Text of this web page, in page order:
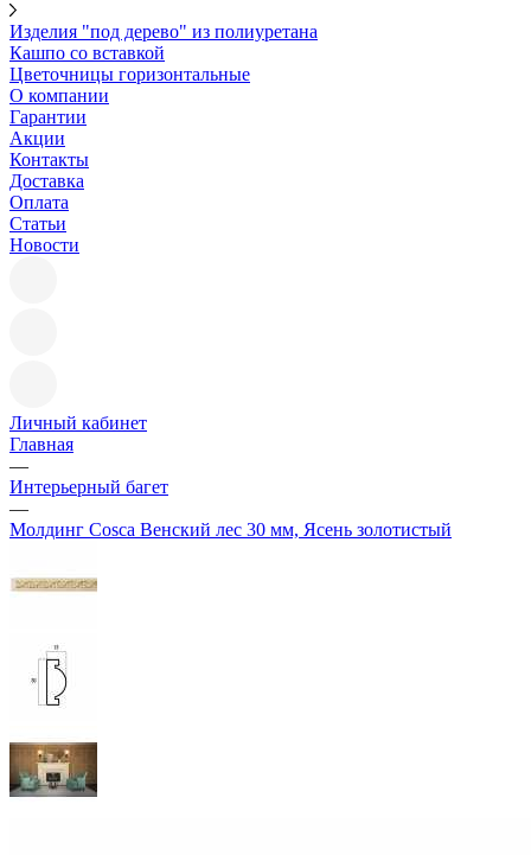
Изделия "под дерево" из полиуретана
Кашпо со вставкой
Цветочницы горизонтальные
О компании
Гарантии
Акции
Контакты
Доставка
Оплата
Статьи
Новости
Личный кабинет
Главная
—
Интерьерный багет
—
Молдинг Cosca Венский лес 30 мм, Ясень золотистый